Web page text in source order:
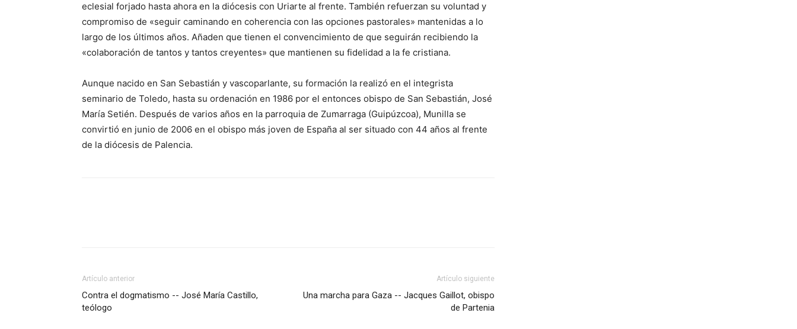
eclesial forjado hasta ahora en la diócesis con Uriarte al frente. También refuerzan su voluntad y
compromiso de «seguir caminando en coherencia con las opciones pastorales» mantenidas a lo
largo de los últimos años. Añaden que tienen el convencimiento de que seguirán recibiendo la
«colaboración de tantos y tantos creyentes» que mantienen su fidelidad a la fe cristiana.
Aunque nacido en San Sebastián y vascoparlante, su formación la realizó en el integrista
seminario de Toledo, hasta su ordenación en 1986 por el entonces obispo de San Sebastián, José
María Setién. Después de varios años en la parroquia de Zumarraga (Guipúzcoa), Munilla se
convirtió en junio de 2006 en el obispo más joven de España al ser situado con 44 años al frente
de la diócesis de Palencia.
Artículo anterior
Contra el dogmatismo -- José María Castillo,
teólogo
Artículo siguiente
Una marcha para Gaza -- Jacques Gaillot, obispo
de Partenia